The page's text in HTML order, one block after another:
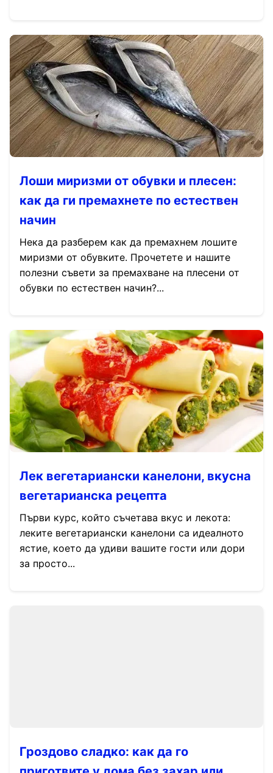
Лоши миризми от обувки и плесен:
как да ги премахнете по естествен
начин
Нека да разберем как да премахнем лошите
миризми от обувките. Прочетете и нашите
полезни съвети за премахване на плесени от
обувки по естествен начин?...
Лек вегетариански канелони, вкусна
вегетарианска рецепта
Първи курс, който съчетава вкус и лекота:
леките вегетариански канелони са идеалното
ястие, което да удиви вашите гости или дори
за просто...
Гроздово сладко: как да го